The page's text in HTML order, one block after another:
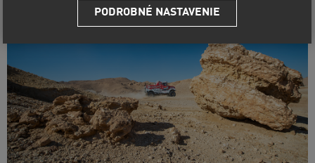
PODROBNÉ NASTAVENIE